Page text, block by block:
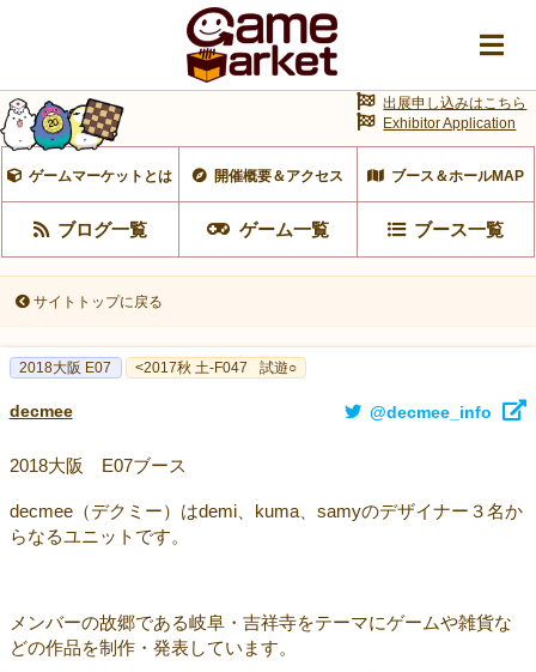
ゲームマーケットとは 開催概要＆アクセス ブース＆ホールMAP
ブログ一覧 ゲーム一覧 ブース一覧
出展申し込みはこちら
Exhibitor Application
サイトトップに戻る
2018大阪 E07 <2017秋 土-F047 試遊○
decmee @decmee_info
2018大阪 E07ブース
decmee（デクミー）はdemi、kuma、samyのデザイナー３名か
らなるユニットです。
メンバーの故郷である岐阜・吉祥寺をテーマにゲームや雑貨な
どの作品を制作・発表しています。